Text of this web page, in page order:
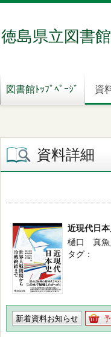
徳島県立図書
図書館ﾄｯﾌﾟﾍﾟｰｼﾞ 資
資料詳細
近現代日
樋口 真魚
タグ
新着資料お知らせ